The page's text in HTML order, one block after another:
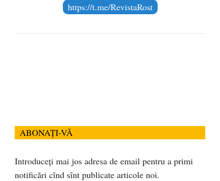
https://t.me/RevistaRost
ABONAȚI-VĂ
Introduceți mai jos adresa de email pentru a primi
notificări cînd sînt publicate articole noi.